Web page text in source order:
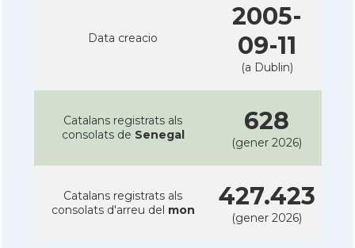
Data creacio
2005-
09-11
(a Dublin)
Catalans registrats als
consolats de Senegal 628
(gener 2026)
Catalans registrats als
consolats d'arreu del mon 427.423
(gener 2026)